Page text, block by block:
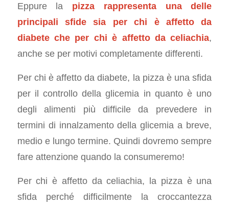
Eppure la pizza rappresenta una delle
principali sfide sia per chi è affetto da
diabete che per chi è affetto da celiachia,
anche se per motivi completamente differenti.
Per chi è affetto da diabete, la pizza è una sfida
per il controllo della glicemia in quanto è uno
degli alimenti più difficile da prevedere in
termini di innalzamento della glicemia a breve,
medio e lungo termine. Quindi dovremo sempre
fare attenzione quando la consumeremo!
Per chi è affetto da celiachia, la pizza è una
sfida perché difficilmente la croccantezza